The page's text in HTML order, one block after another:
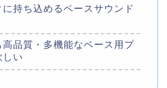
持ち込めるベースサウンド
高品質・多機能なベース用プ
しい